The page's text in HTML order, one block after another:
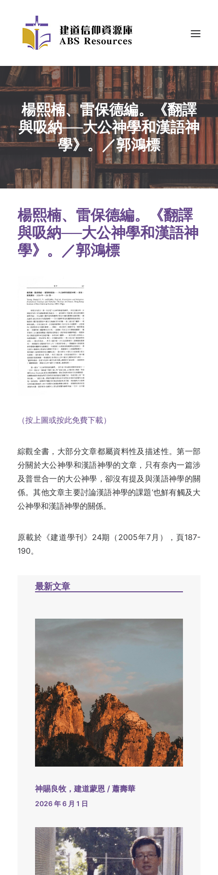
楊熙楠、雷保德編。《翻譯
與吸納──大公神學和漢語神
學》。／郭鴻標
楊熙楠、雷保德編。《翻譯
與吸納──大公神學和漢語神
學》。／郭鴻標
（按上圖或按此免費下載）
綜觀全書，大部分文章都屬資料性及描述性。第一部
分關於大公神學和漢語神學的文章，只有奈內一篇涉
及普世合一的大公神學，卻沒有提及與漢語神學的關
係。其他文章主要討論漢語神學的課題’也鮮有觸及大
公神學和漢語神學的關係。
原載於《建道學刊》24期（2005年7月），頁187-
190。
最新文章
神賜良牧，建道蒙恩 / 蕭壽華
2026 年 6 月 1 日